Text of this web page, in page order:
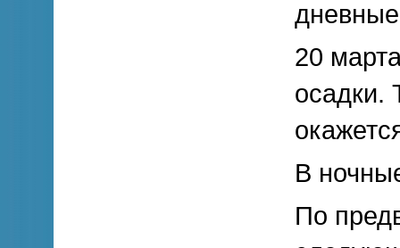
20
осадки.
В
По